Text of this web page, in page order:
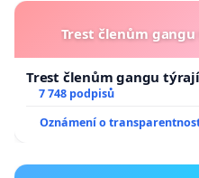
Trest členům
Trest členům gangu
7 748 podpisů
Oznámení o